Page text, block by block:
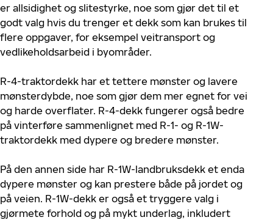
er allsidighet og slitestyrke, noe som gjør det til et
godt valg hvis du trenger et dekk som kan brukes til
flere oppgaver, for eksempel veitransport og
vedlikeholdsarbeid i byområder.
R-4-traktordekk har et tettere mønster og lavere
mønsterdybde, noe som gjør dem mer egnet for vei
og harde overflater. R-4-dekk fungerer også bedre
på vinterføre sammenlignet med R-1- og R-1W-
traktordekk med dypere og bredere mønster.
På den annen side har R-1W-landbruksdekk et enda
dypere mønster og kan prestere både på jordet og
på veien. R-1W-dekk er også et tryggere valg i
gjørmete forhold og på mykt underlag, inkludert